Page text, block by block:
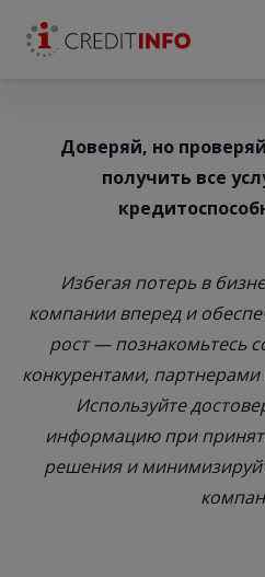
Доверяй, но
получить все
Избегая потерь в
компании вперед и
рост — познакомьтесь
конкурентами,
Используйте
информацию при
решения и